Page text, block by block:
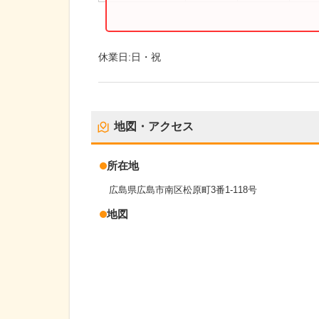
休業日:日・祝
地図・アクセス
所在地
広島県広島市南区松原町3番1-118号
地図